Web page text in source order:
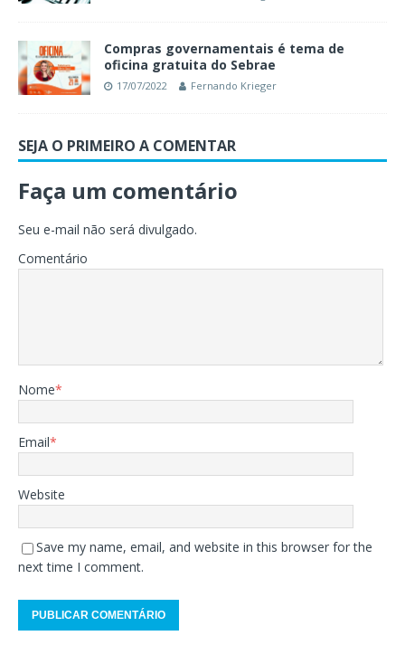
Compras governamentais é tema de
oficina gratuita do Sebrae
17/07/2022 Fernando Krieger
SEJA O PRIMEIRO A COMENTAR
Faça um comentário
Seu e-mail não será divulgado.
Comentário
Nome*
Email*
Website
Save my name, email, and website in this browser for the
next time I comment.